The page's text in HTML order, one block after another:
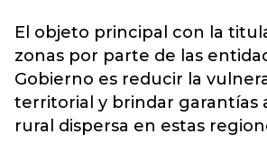
El objeto principal con la
zonas por parte de las
Gobierno es reducir la
territorial y brindar garantías
rural dispersa en estas